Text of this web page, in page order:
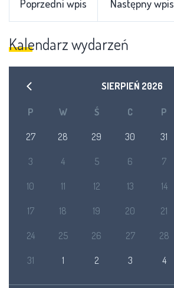
Poprzedni wpis Następny wpis
Kalendarz wydarzeń
SIERPIEŃ 2026
P W Ś C P
27 28 29 30 31
3 4 5 6 7
10 11 12 13 14
17 18 19 20 21
24 25 26 27 28
31 1 2 3 4